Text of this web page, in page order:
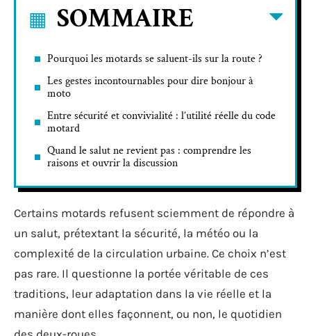
SOMMAIRE
Pourquoi les motards se saluent-ils sur la route ?
Les gestes incontournables pour dire bonjour à
moto
Entre sécurité et convivialité : l’utilité réelle du code
motard
Quand le salut ne revient pas : comprendre les
raisons et ouvrir la discussion
Certains motards refusent sciemment de répondre à
un salut, prétextant la sécurité, la météo ou la
complexité de la circulation urbaine. Ce choix n’est
pas rare. Il questionne la portée véritable de ces
traditions, leur adaptation dans la vie réelle et la
manière dont elles façonnent, ou non, le quotidien